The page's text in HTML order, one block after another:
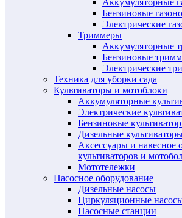
Аккумуляторные
Бензиновые
Электрические
Триммеры
Аккумуляторные
Бензиновые
Электрические
Техника для уборки сада
Культиваторы и мотоблоки
Аккумуляторные
Электрические
Бензиновые
Дизельные
Аксессуары и навесное
культиваторов и
Мототележки
Насосное оборудование
Дизельные насосы
Циркуляционные
Насосные станции